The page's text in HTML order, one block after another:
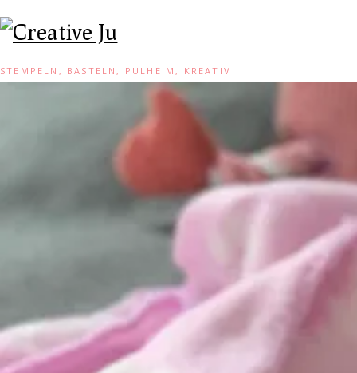
STEMPELN, BASTELN, PULHEIM, KREATIV